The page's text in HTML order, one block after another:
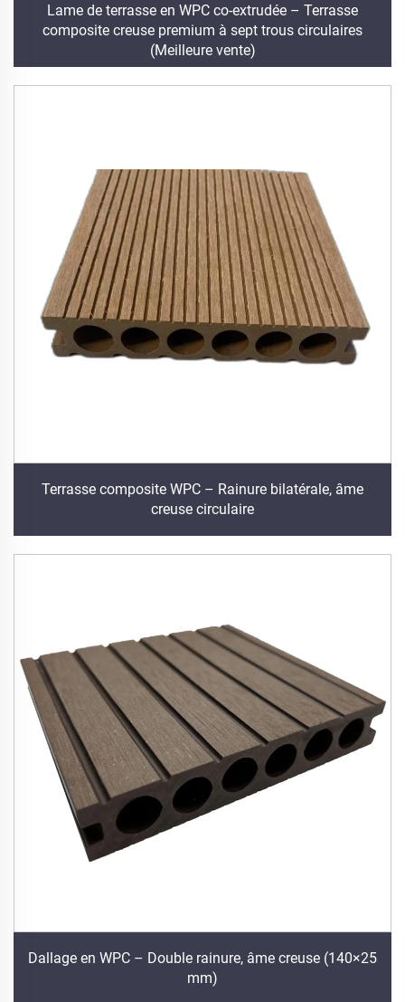
Lame de terrasse en WPC co-extrudée – Terrasse
composite creuse premium à sept trous circulaires
(Meilleure vente)
Terrasse composite WPC – Rainure bilatérale, âme
creuse circulaire
Dallage en WPC – Double rainure, âme creuse (140×25
mm)